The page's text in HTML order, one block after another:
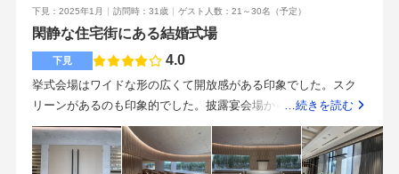
ーアイテムはどんなものを作りたいか、どんな雰囲気にしたい
かイメージを付けておくと良いのではないでしょうか。また、
ペーパーアイテムや動画等、作成するものは基本的にcanvaで作
る事ができます。テンプレートを上手く組み合わせれば時短で
良いものを作る事が出来るので、どんなものがあるか覗いてみ
式場・子供がいてもストレス無く挙式披露宴ができる式場の2つ
です。・契約時はまだ会場が完成していませんでしたが、完成
ススメです！見積もりは高めに見積もってもらうことをおすす
めします。4〜5会場を見学しました。こちらの会場が1番見積も
りは高かったですが、会場の雰囲気・料理・ホスピタリティに
惹かれてこちらに決めました！素敵な式になることを期待して
ます！新しい式場ということチャペルが理想的だった
良さそうだったので、お願いすることにしました！他のスタッ
フの方も堅苦しい感じがなく、居心地がとてもよかったです。
スタッフの方がみんな明るくて元気なことです！2025年9月にで
きたのでとても綺麗で、全体的に気配りを感じる式場だと思い
ます。同じ時間には他の挙式をする方がいない式場なので、ア
気になる方はいるかもしれないと思います。新しくできるとい
うところで気になっていました。費用がどれくらいかかるの
いです。こちらのペースや希望に合わせて丁寧に進めてくれる
ので、「二人だけの結婚式をつくっていく」という感覚をしっ
かり味わえます。・都会でも緑や木といったナチュラルさを感
じられる。・料理や演出などの自由度が高い。•プランナーさん
が寄り添い、希望を叶えてくれる。・ナチュラルな雰囲気が好
みで、プランナーさんと式の中身をじっくりと考えたい人。•自
然を感じられるナチュラルな雰囲気があるか。•自分たちのやり
たいことができる自由度があるか。
下見：2025年1月 訪問時：31歳 ゲスト人数：21～30名 （予定）
閑静な住宅街にある結婚式場
下見 4.0
挙式会場はワイドな形の広くて開放感がある印象でした。スク
リーンがあるのも印象的でした。披露宴会場からは学習院大学
がよく見えます。緑が多いので、都会的ではなくアットホーム
な印象で素敵でした。メニューはオリジナルメニューを対応し
てくださるそうです。目白駅から徒歩1分程度の好立地にありま
…続きを読む